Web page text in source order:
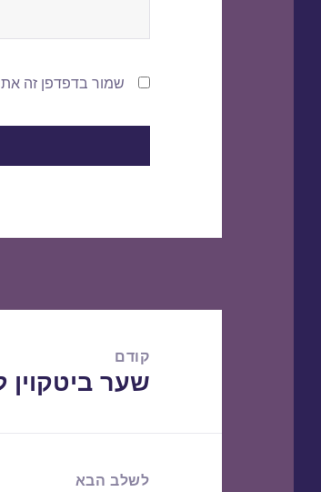
שמור בדפדפן זה
קודם
הפוסט
שער ביטקוין
לשלב הבא